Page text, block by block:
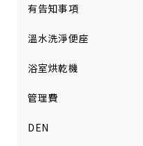
有告知事項
溫水洗淨便座
浴室烘乾機
管理費
DEN